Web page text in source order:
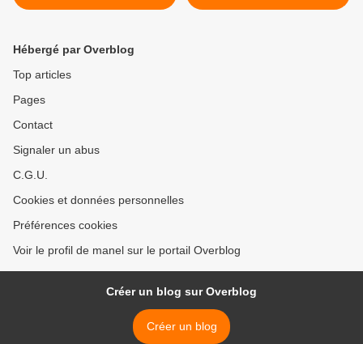
Hébergé par Overblog
Top articles
Pages
Contact
Signaler un abus
C.G.U.
Cookies et données personnelles
Préférences cookies
Voir le profil de manel sur le portail Overblog
Créer un blog sur Overblog
Créer un blog